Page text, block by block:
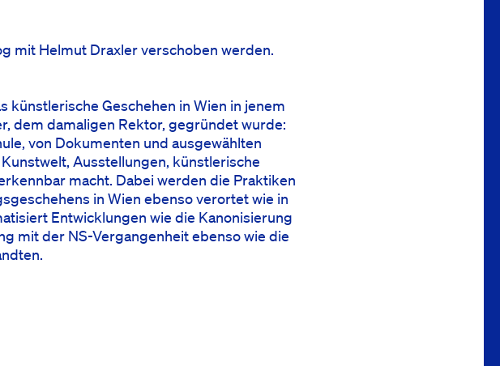
mit Helmut Draxler verschoben werden.
künstlerische Geschehen in Wien in jenem
dem damaligen Rektor, gegründet wurde:
von Dokumenten und ausgewählten
Ausstellungen, künstlerische
macht. Dabei werden die Praktiken
in Wien ebenso verortet wie in
Entwicklungen wie die Kanonisierung
mit der NS-Vergangenheit ebenso wie die